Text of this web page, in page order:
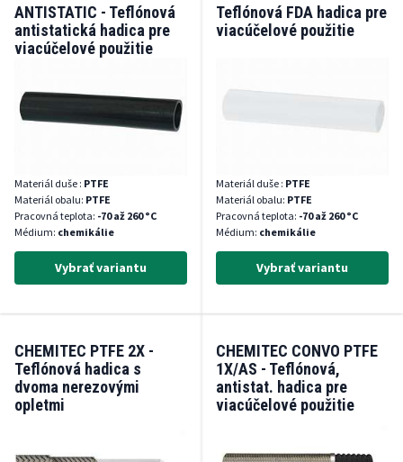
ANTISTATIC - Teflónová
antistatická hadica pre
viacúčelové použitie
Materiál duše : PTFE
Materiál obalu: PTFE
Pracovná teplota: -70 až 260 °C
Médium: chemikálie
Vybrať variantu
Teflónová FDA hadica pre
viacúčelové použitie
Materiál duše : PTFE
Materiál obalu: PTFE
Pracovná teplota: -70 až 260 °C
Médium: chemikálie
Vybrať variantu
CHEMITEC PTFE 2X -
Teflónová hadica s
dvoma nerezovými
opletmi
CHEMITEC CONVO PTFE
1X/AS - Teflónová,
antistat. hadica pre
viacúčelové použitie